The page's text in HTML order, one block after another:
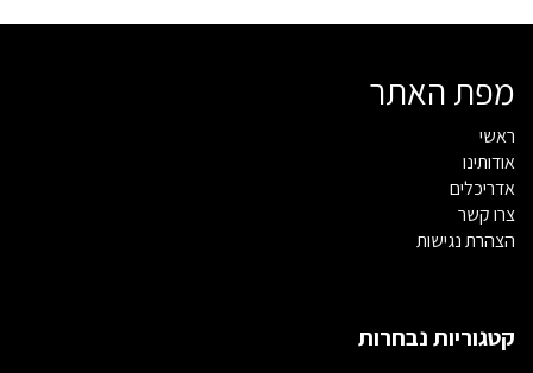
מפת האתר
ראשי
אודותינו
אדריכלים
צרו קשר
הצהרת נגישות
קטגוריות נבחרות